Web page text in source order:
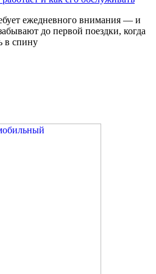
ежедневного внимания — и
до первой поездки, когда
в спину